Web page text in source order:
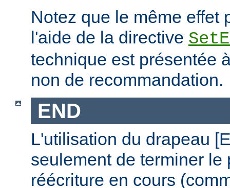
Notez que le même effet
l'aide de la directive
technique est présentée
non de recommandation.
END
L'utilisation du drapeau
seulement de terminer le
réécriture en cours